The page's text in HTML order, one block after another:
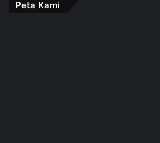
Peta Kami